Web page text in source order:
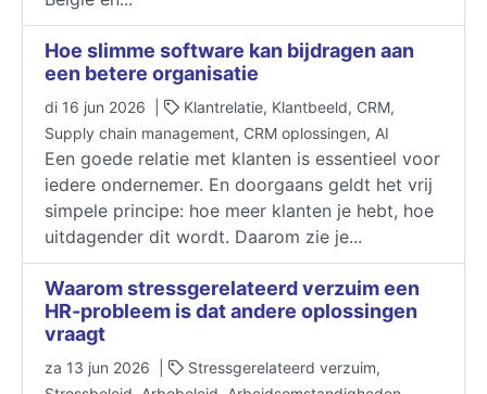
Hoe slimme software kan bijdragen aan
een betere organisatie
di 16 jun 2026 |
Klantrelatie, Klantbeeld, CRM,
Supply chain management, CRM oplossingen, AI
Een goede relatie met klanten is essentieel voor
iedere ondernemer. En doorgaans geldt het vrij
simpele principe: hoe meer klanten je hebt, hoe
uitdagender dit wordt. Daarom zie je...
Waarom stressgerelateerd verzuim een
HR-probleem is dat andere oplossingen
vraagt
za 13 jun 2026 |
Stressgerelateerd verzuim,